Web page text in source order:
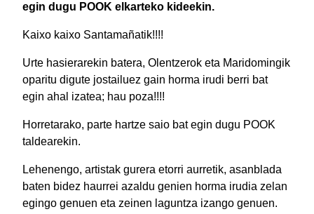
egin dugu POOK elkarteko kideekin.
Kaixo kaixo Santamañatik!!!!
Urte hasierarekin batera, Olentzerok eta Maridomingik
oparitu digute jostailuez gain horma irudi berri bat
egin ahal izatea; hau poza!!!!
Horretarako, parte hartze saio bat egin dugu POOK
taldearekin.
Lehenengo, artistak gurera etorri aurretik, asanblada
baten bidez haurrei azaldu genien horma irudia zelan
egingo genuen eta zeinen laguntza izango genuen.